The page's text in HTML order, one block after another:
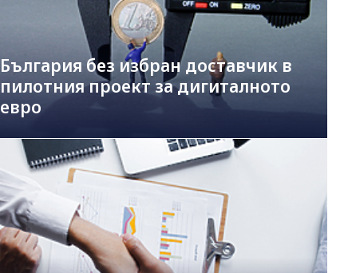
България без избран доставчик в
пилотния проект за дигиталното
евро